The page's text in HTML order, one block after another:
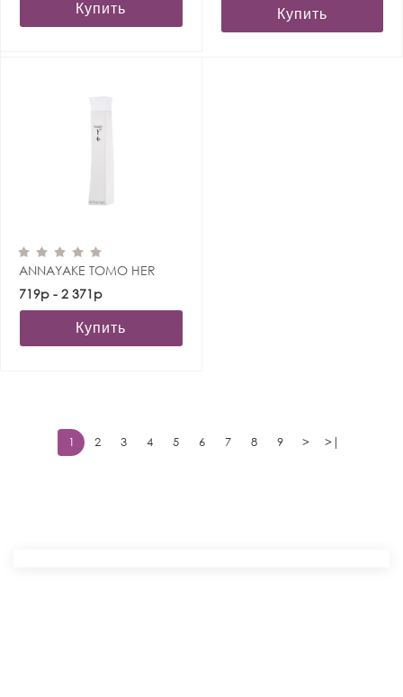
Купить Купить
ANNAYAKE TOMO HER
719р - 2 371р
Купить
1 2 3 4 5 6 7 8 9 > >|